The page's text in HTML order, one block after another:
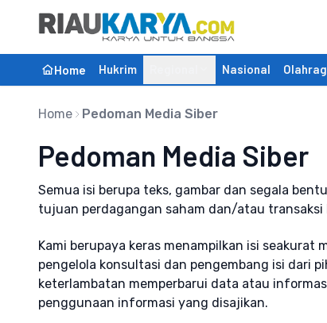
Home Hukrim Nasional
Home Pedoman Media Siber
Pedoman Media Siber
Semua isi berupa teks, gambar dan segala
tujuan perdagangan saham dan/atau transaksi
Kami berupaya keras menampilkan isi seakurat
pengelola konsultasi dan pengembang isi dari
keterlambatan memperbarui data atau
penggunaan informasi yang disajikan.